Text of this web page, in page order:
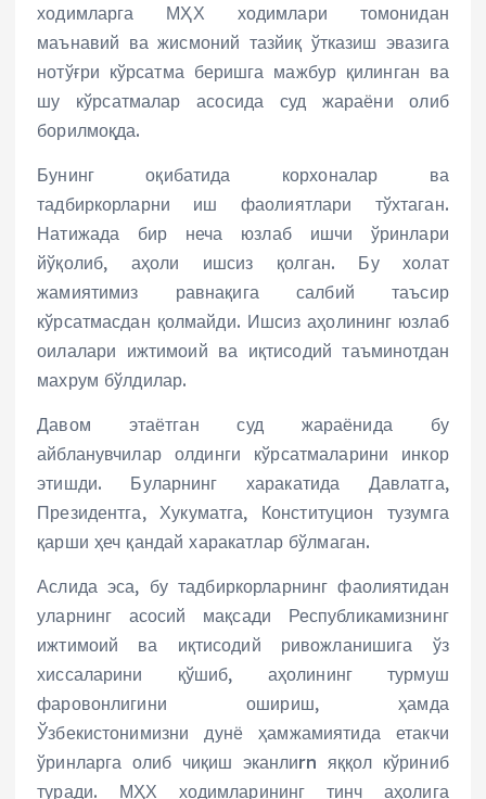
ходимларга МҲХ ходимлари томонидан
маънавий ва жисмоний тазйиқ ўтказиш эвазига
нотўғри кўрсатма беришга мажбур қилинган ва
шу кўрсатмалар асосида суд жараёни олиб
борилмоқда.
Бунинг оқибатида корхоналар ва
тадбиркорларни иш фаолиятлари тўхтаган.
Натижада бир неча юзлаб ишчи ўринлари
йўқолиб, аҳоли ишсиз қолган. Бу холат
жамиятимиз равнақига салбий таъсир
кўрсатмасдан қолмайди. Ишсиз аҳолининг юзлаб
оилалари ижтимоий ва иқтисодий таъминотдан
махрум бўлдилар.
Давом этаётган суд жараёнида бу
айбланувчилар олдинги кўрсатмаларини инкор
этишди. Буларнинг харакатида Давлатга,
Президентга, Хукуматга, Конституцион тузумга
қарши ҳеч қандай харакатлар бўлмаган.
Аслида эса, бу тадбиркорларнинг фаолиятидан
уларнинг асосий мақсади Республикамизнинг
ижтимоий ва иқтисодий ривожланишига ўз
хиссаларини қўшиб, аҳолининг турмуш
фаровонлигини ошириш, ҳамда
Ўзбекистонимизни дунё ҳамжамиятида етакчи
ўринларга олиб чиқиш эканлиrn яққол кўриниб
туради. МҲХ ходимларининг тинч аҳолига